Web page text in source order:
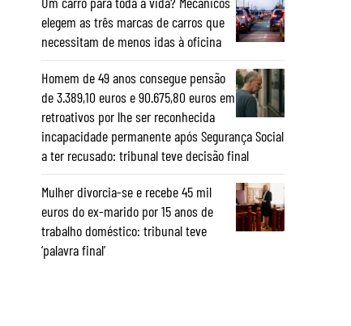
elegem as três marcas de carros que
necessitam de menos idas à oficina
Homem de 49 anos consegue pensão
de 3.389,10 euros e 90.675,80 euros em
retroativos por lhe ser reconhecida
incapacidade permanente após Segurança Social
a ter recusado: tribunal teve decisão final
Mulher divorcia-se e recebe 45 mil
euros do ex-marido por 15 anos de
trabalho doméstico: tribunal teve
‘palavra final’